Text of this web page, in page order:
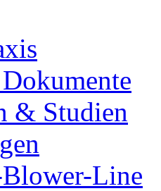
& Studien
Line